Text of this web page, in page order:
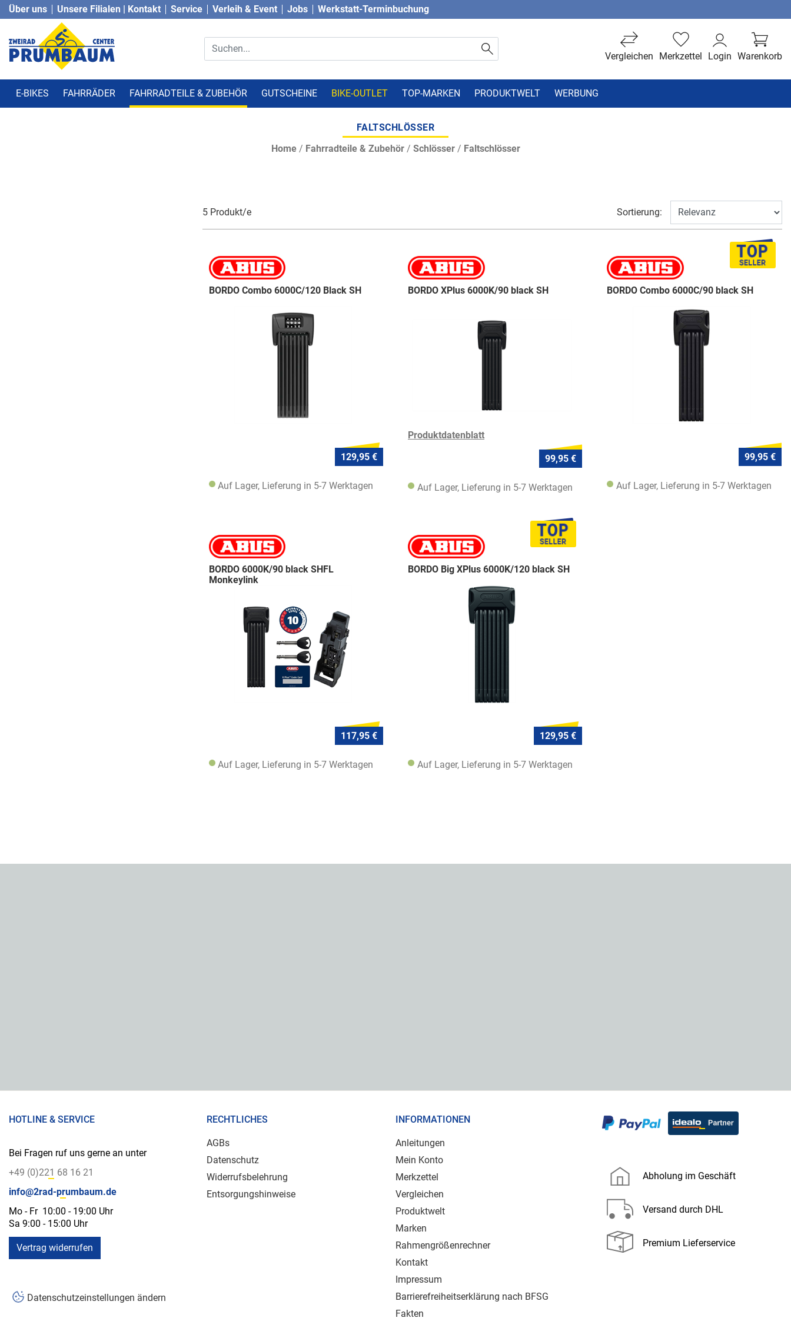
Über uns Unsere Filialen | Kontakt Service Verleih & Event Jobs Werkstatt-Terminbuchung
Warenkorb
Login
Merkzettel
Vergleichen
E-BIKES FAHRRÄDER FAHRRADTEILE & ZUBEHÖR GUTSCHEINE BIKE-OUTLET TOP-MARKEN PRODUKTWELT WERBUNG
FALTSCHLÖSSER
Home/ Fahrradteile & Zubehör/ Schlösser/ Faltschlösser
5 Produkt/e Sortierung:
BORDO Combo 6000C/120 Black SH
129,95 €
Auf Lager, Lieferung in 5-7 Werktagen
BORDO XPlus 6000K/90 black SH
Produktdatenblatt
99,95 €
Auf Lager, Lieferung in 5-7 Werktagen
BORDO Combo 6000C/90 black SH
99,95 €
Auf Lager, Lieferung in 5-7 Werktagen
BORDO 6000K/90 black SHFL
Monkeylink
117,95 €
Auf Lager, Lieferung in 5-7 Werktagen
BORDO Big XPlus 6000K/120 black SH
129,95 €
Auf Lager, Lieferung in 5-7 Werktagen
HOTLINE & SERVICE
Bei Fragen ruf uns gerne an unter
+49 (0)221 68 16 21
info@2rad-prumbaum.de
Mo - Fr 10:00 - 19:00 Uhr
Sa 9:00 - 15:00 Uhr
Vertrag widerrufen
Datenschutzeinstellungen ändern
RECHTLICHES
AGBs
Datenschutz
Widerrufsbelehrung
Entsorgungshinweise
INFORMATIONEN
Anleitungen
Mein Konto
Merkzettel
Vergleichen
Produktwelt
Marken
Rahmengrößenrechner
Kontakt
Impressum
Barrierefreiheitserklärung nach BFSG
Fakten
Abholung im Geschäft
Versand durch DHL
Premium Lieferservice